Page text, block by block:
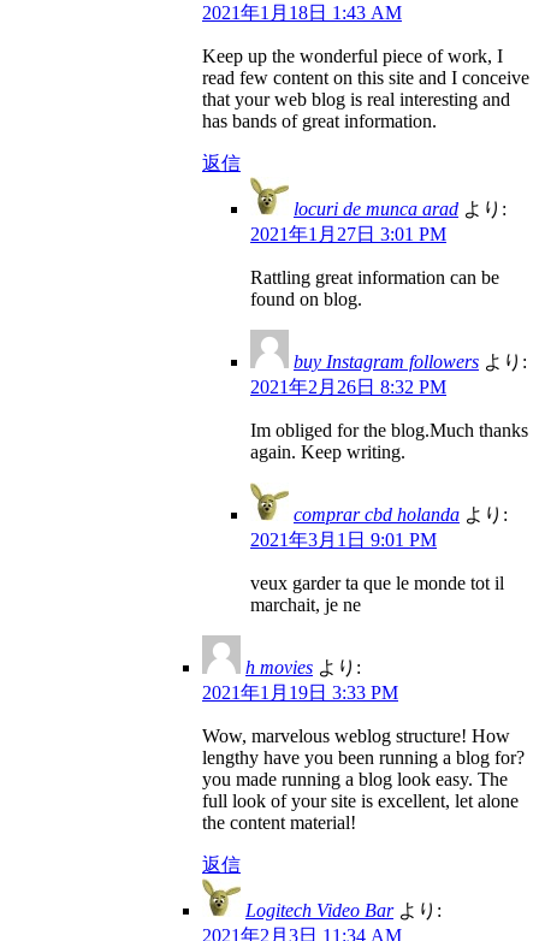
2021年1月18日 1:43 AM
Keep up the wonderful piece of work, I
read few content on this site and I conceive
that your web blog is real interesting and
has bands of great information.
返信
locuri de munca arad より:
2021年1月27日 3:01 PM
Rattling great information can be
found on blog.
buy Instagram followers より:
2021年2月26日 8:32 PM
Im obliged for the blog.Much thanks
again. Keep writing.
comprar cbd holanda より:
2021年3月1日 9:01 PM
veux garder ta que le monde tot il
marchait, je ne
h movies より:
2021年1月19日 3:33 PM
Wow, marvelous weblog structure! How
lengthy have you been running a blog for?
you made running a blog look easy. The
full look of your site is excellent, let alone
the content material!
返信
Logitech Video Bar より:
2021年2月3日 11:34 AM